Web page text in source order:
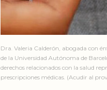
Dra. Valeria Calderón, abogada con
de la Universidad Autónoma de
derechos relacionados con la salud
prescripciones médicas. (Acudir al